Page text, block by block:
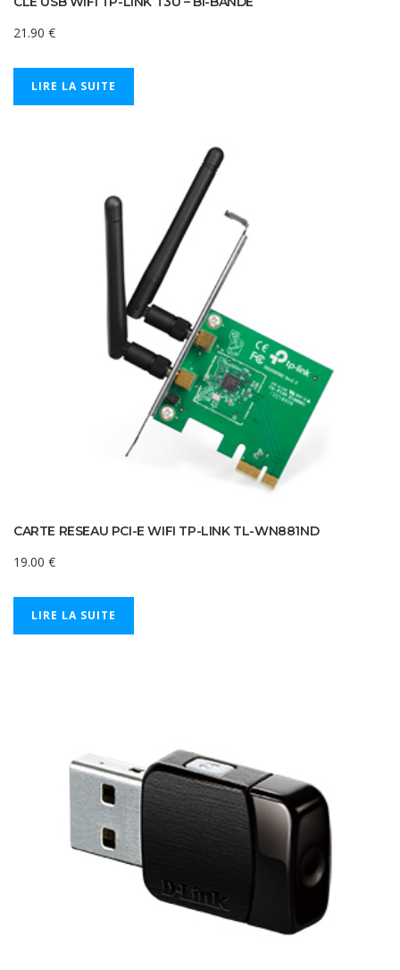
21.90 €
LIRE LA SUITE
CARTE RESEAU PCI-E WIFI TP-LINK TL-WN881ND
19.00 €
LIRE LA SUITE